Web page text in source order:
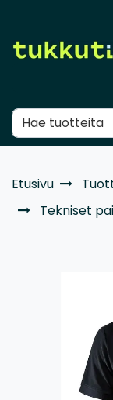
Etusivu
Tekniset